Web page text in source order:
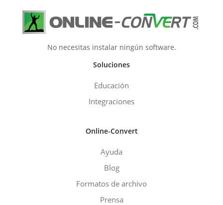
No necesitas instalar ningún software.
Soluciones
Educación
Integraciones
Online-Convert
Ayuda
Blog
Formatos de archivo
Prensa